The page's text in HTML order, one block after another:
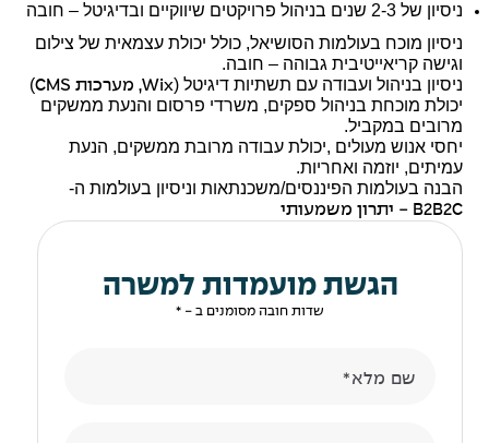
ניסיון של 2-3 שנים בניהול פרויקטים שיווקיים ובדיגיטל – חובה
ניסיון מוכח בעולמות הסושיאל, כולל יכולת עצמאית של צילום
וגישה קריאייטיבית גבוהה – חובה.
ניסיון בניהול ועבודה עם תשתיות דיגיטל (Wix, מערכות CMS
)
יכולת מוכחת בניהול ספקים, משרדי פרסום והנעת ממשקים
מרובים במקביל.
יחסי אנוש מעולים ,יכולת עבודה מרובת ממשקים, הנעת
עמיתים, יוזמה ואחריות.
הבנה בעולמות הפיננסים/משכנתאות וניסיון בעולמות ה-
B2B2C - יתרון משמעותי
הגשת מועמדות למשרה
שדות חובה מסומנים ב - *
שם מלא